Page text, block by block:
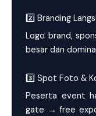
2️⃣ Branding
Logo brand,
besar dan
3️⃣ Spot Foto &
Peserta event
gate → free